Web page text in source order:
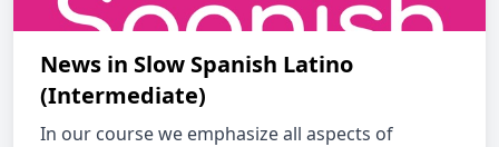
News in Slow Spanish Latino
(Intermediate)
In our course we emphasize all aspects of